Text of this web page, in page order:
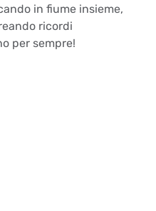
in fiume insieme,
ricordi
per sempre!